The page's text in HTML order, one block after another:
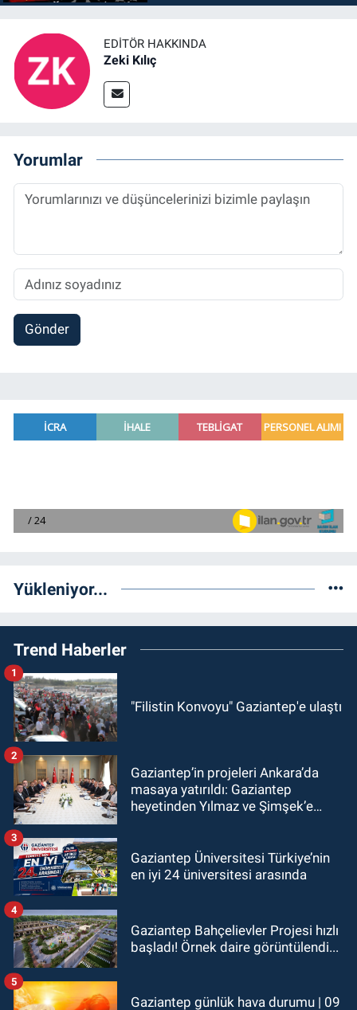
EDITÖR HAKKINDA
Zeki Kılıç
Yorumlar
Gönder
Yükleniyor...
Trend Haberler
"Filistin Konvoyu" Gaziantep'e ulaştı
1
Gaziantep’in projeleri Ankara’da
masaya yatırıldı: Gaziantep
heyetinden Yılmaz ve Şimşek’e
2
Gaziantep Üniversitesi Türkiye’nin
en iyi 24 üniversitesi arasında
3
Gaziantep Bahçelievler Projesi hızlı
başladı! Örnek daire görüntülendi...
4
Gaziantep günlük hava durumu | 09
5